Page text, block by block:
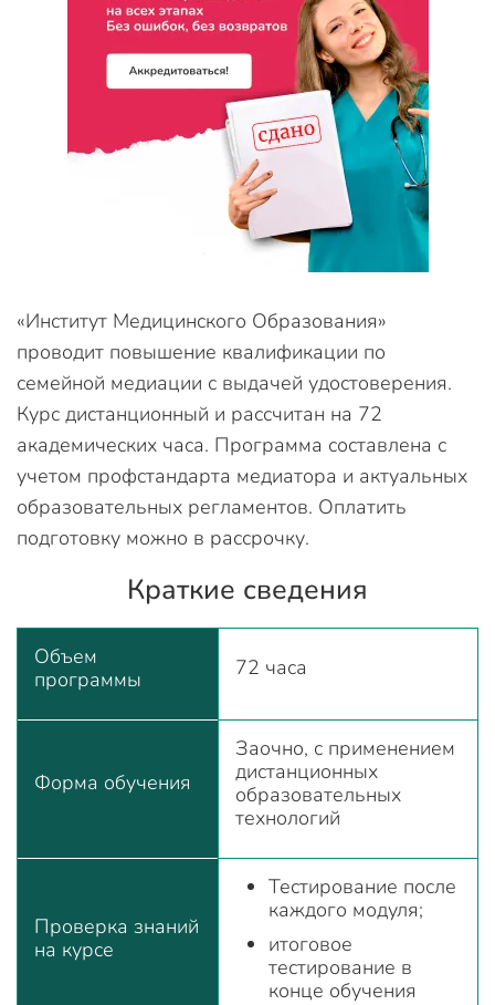
«Институт Медицинского Образования»
проводит повышение квалификации по
семейной медиации с выдачей удостоверения.
Курс дистанционный и рассчитан на 72
академических часа. Программа составлена с
учетом профстандарта медиатора и актуальных
образовательных регламентов. Оплатить
подготовку можно в рассрочку.
Краткие сведения
Объем
программы
72 часа
Форма обучения
Заочно, с применением
дистанционных
образовательных
технологий
Проверка знаний
на курсе
Тестирование после
каждого модуля;
итоговое
тестирование в
конце обучения